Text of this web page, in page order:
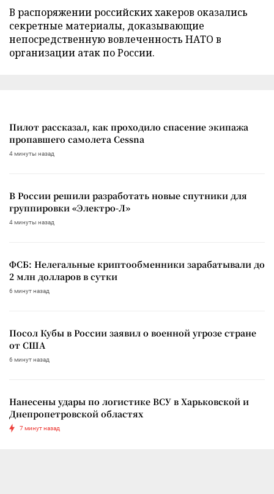
В распоряжении российских хакеров оказались
секретные материалы, доказывающие
непосредственную вовлеченность НАТО в
организации атак по России.
Пилот рассказал, как проходило спасение экипажа
пропавшего самолета Cessna
4 минуты назад
В России решили разработать новые спутники для
группировки «Электро-Л»
4 минуты назад
ФСБ: Нелегальные криптообменники зарабатывали до
2 млн долларов в сутки
6 минут назад
Посол Кубы в России заявил о военной угрозе стране
от США
6 минут назад
Нанесены удары по логистике ВСУ в Харьковской и
Днепропетровской областях
7 минут назад